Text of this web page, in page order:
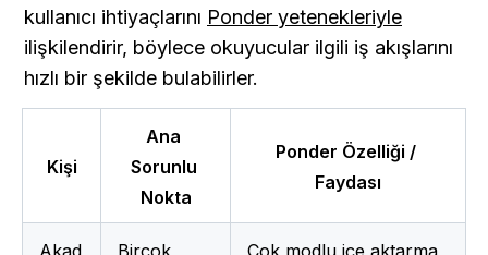
kullanıcı ihtiyaçlarını Ponder yetenekleriyle
ilişkilendirir, böylece okuyucular ilgili iş akışlarını
hızlı bir şekilde bulabilirler.
Kişi
Ana
Sorunlu
Nokta
Ponder Özelliği /
Faydası